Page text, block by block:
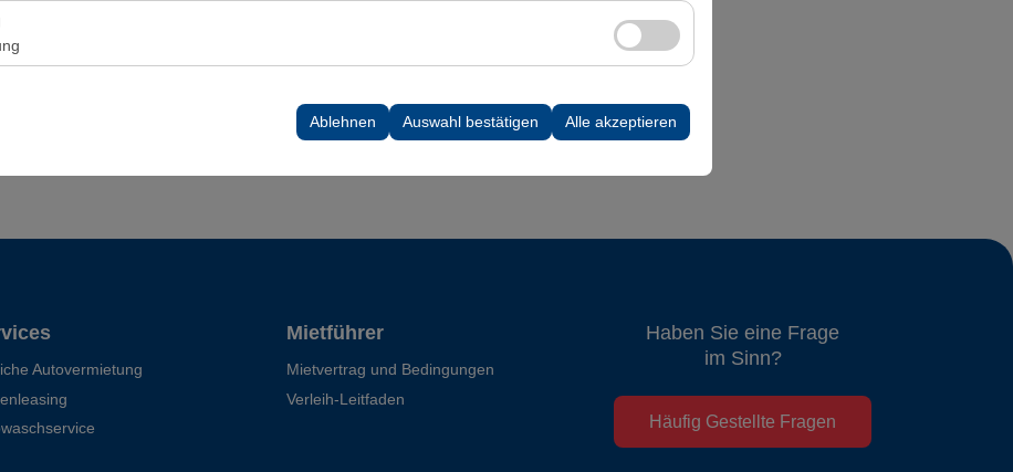
es uns, Ihnen auf Ihre Interessen abgestimmte personalisierte Werbung anzuzeigen
Werbekampagnen zu messen (Impressionen, Klickrate).
Ihre Benutzeroberflächeneinstellungen, Sprachpräferenzen und andere Konfigurationen
Ablehnen Auswahl bestätigen Alle akzeptieren
Autovermietung
Mietführer
Mietvertrag und Bedingungen
Verleih-Leitfaden
Haben Sie eine Frage
im Sinn?
Häufig Gestellte Fragen